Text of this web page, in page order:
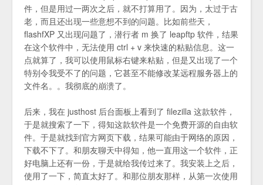
件，但是用过一两次之后，就不打算用了。因为，太过于古
老，而且还出现一些意想不到的问题。比如前些天，
flashfXP 又出现问题了，潜行者 m 换了 leapftp 软件，结果
在这个软件中，无法使用 ctrl + v 来快速的粘贴信息。这一
点就算了，我可以使用鼠标右键来粘贴，但是又出现了一个
特别令我受不了的问题，它甚至不能修改某远程服务器上的
文件名。。我彻底的崩溃了。
后来，我在 justhost 后台面板上看到了 filezilla 这款软件，
于是就搜索了一下，得知这款软件是一个免费开源的自由软
件。于是就找到官方网页下载，结果可能由于网络的原因，
下载不下了。和朋友聊天中得知，他一直用这一个软件，正
好电脑上还有一份，于是就给我传过来了。我安装上之后，
使用了一下，简直太好了。和那位朋友那样，从第一次使用